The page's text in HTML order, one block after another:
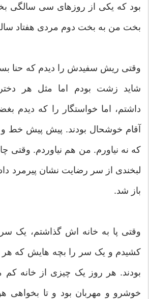
بود که یکی از روزهای سی سالگی
بخت من به بخت دوم مردی هفتاد ساله
وقتی ریش سفیدش را دیدم که حنا
شاید زشت بودم اما مثل هر دختر
داشتم، اما خواستگار را که دیدم
آقام خوشحال بودند. پیش پیش خط و
که نه نیاورم. من هم نیاوردم. وقتی
لبخندی از سر رضایت نشان پیرمرد
باز شد.
وقتی پا به خانه اش گذاشتم، یک
کشیدم و یک سر را بچه هایش که هر
بودند. هر روز یک چیزی از خانه کم
خوشرو و مهربان بود و تا بخواهی